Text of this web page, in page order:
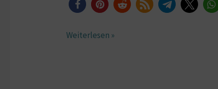
Weiterlesen »